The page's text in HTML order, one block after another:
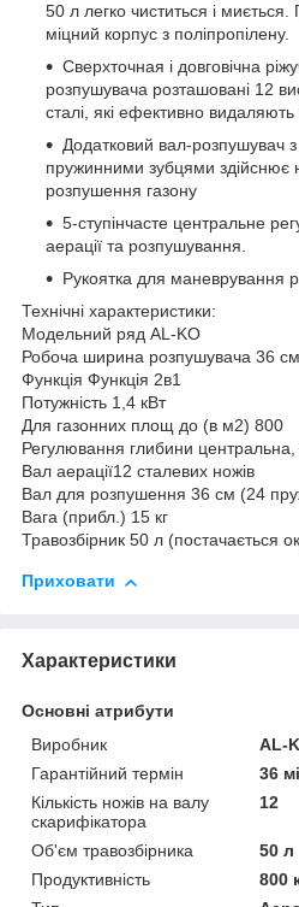
50 л легко чиститься і
міцний корпус з поліпропілену.
Сверхточная і довговічна
розпушувача розташовані 12
сталі, які ефективно
Додатковий вал-розпушувач
пружинними зубцями
розпушення газону
5-ступінчасте центральне
аерації та розпушування.
Рукоятка для маневрування
Технічні характеристики:
Модельний ряд AL-KO
Робоча ширина розпушувача 36 см
Функція Функція 2в1
Потужність 1,4 кВт
Для газонних площ до (в м2) 800
Регулювання глибини центральна,
Вал аерації12 сталевих ножів
Вал для розпушення 36 см (24
Вага (прибл.) 15 кг
Травозбірник 50 л (постачається
Приховати
Характеристики
Основні атрибути
Виробник
AL-
Гарантійний термін
36
Кількість ножів на валу
скарифікатора
12
Об'єм травозбірника
50 л
Продуктивність
800